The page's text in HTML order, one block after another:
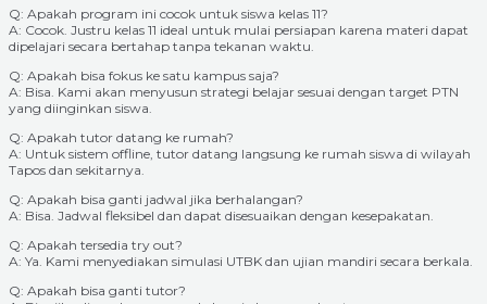
Q: Apakah program ini cocok untuk siswa kelas 11?
A: Cocok. Justru kelas 11 ideal untuk mulai persiapan karena materi dapat
dipelajari secara bertahap tanpa tekanan waktu.
Q: Apakah bisa fokus ke satu kampus saja?
A: Bisa. Kami akan menyusun strategi belajar sesuai dengan target PTN
yang diinginkan siswa.
Q: Apakah tutor datang ke rumah?
A: Untuk sistem offline, tutor datang langsung ke rumah siswa di wilayah
Tapos dan sekitarnya.
Q: Apakah bisa ganti jadwal jika berhalangan?
A: Bisa. Jadwal fleksibel dan dapat disesuaikan dengan kesepakatan.
Q: Apakah tersedia try out?
A: Ya. Kami menyediakan simulasi UTBK dan ujian mandiri secara berkala.
Q: Apakah bisa ganti tutor?